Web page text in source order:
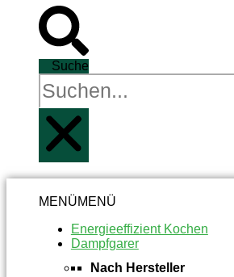
Suche
MENÜMENÜ
Energieeffizient Kochen
Dampfgarer
Nach Hersteller